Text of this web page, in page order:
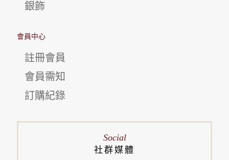
銀飾
會員中心
註冊會員
會員需知
訂購紀錄
Social
社群媒體